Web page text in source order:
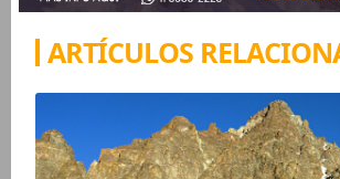
ARTÍCULOS